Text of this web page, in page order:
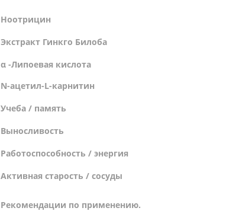
Ноотрицин
Экстракт Гинкго Билоба
α -Липоевая кислота
N-ацетил-L-карнитин
Учеба / память
Выносливость
Работоспособность / энергия
Активная старость / сосуды
Рекомендации по применению.